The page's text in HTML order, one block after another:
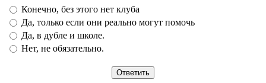
Конечно, без этого нет клуба
Да, только если они реально могут помочь
Да, в дубле и школе.
Нет, не обязательно.